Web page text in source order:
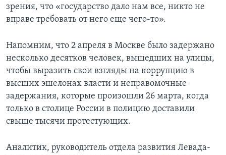
зрения, что «государство дало нам все, никто не
вправе требовать от него еще чего-то».
Напомним, что 2 апреля в Москве было задержано
несколько десятков человек, вышедших на улицы,
чтобы выразить свои взгляды на коррупцию в
высших эшелонах власти и неправомочные
задержания, которые произошли 26 марта, когда
только в столице России в полицию доставили
свыше тысячи протестующих.
Аналитик, руководитель отдела развития Левада-